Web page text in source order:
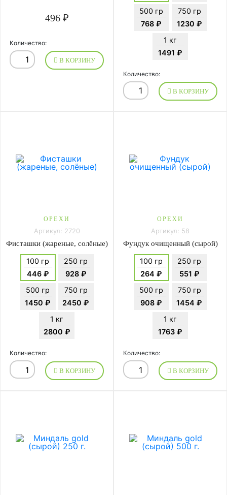
496 ₽
Количество:
В КОРЗИНУ
500 гр
768 ₽
750 гр
1230 ₽
1 кг
1491 ₽
Количество:
В КОРЗИНУ
ОРЕХИ
Артикул: 2720
Фисташки (жареные, солёные)
100 гр
446 ₽
250 гр
928 ₽
500 гр
1450 ₽
750 гр
2450 ₽
1 кг
2800 ₽
Количество:
В КОРЗИНУ
ОРЕХИ
Артикул: 58
Фундук очищенный (сырой)
100 гр
264 ₽
250 гр
551 ₽
500 гр
908 ₽
750 гр
1454 ₽
1 кг
1763 ₽
Количество:
В КОРЗИНУ